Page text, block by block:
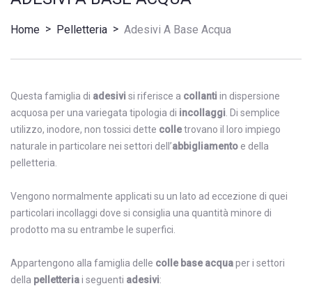
Home > Pelletteria > Adesivi A Base Acqua
Questa famiglia di adesivisi riferisce a collantiin dispersione
acquosa per una variegata tipologia di incollaggi . Di semplice
utilizzo, inodore, non tossici dette colletrovano il loro impiego
naturale in particolare nei settori dell’abbigliamento e della
pelletteria.
Vengono normalmente applicati su un lato ad eccezione di quei
particolari incollaggi dove si consiglia una quantità minore di
prodotto ma su entrambe le superfici.
Appartengono alla famiglia delle colle base acquaper i settori
della pelletteriai seguenti adesivi: